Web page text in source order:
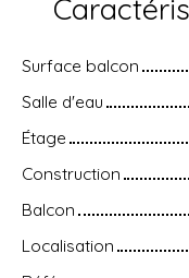
Surface balcon
Salle d'eau
Étage
Construction
Balcon
Localisation